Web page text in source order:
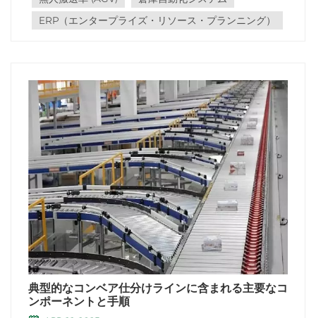
ERP（エンタープライズ・リソース・プランニング）
典型的なコンベア仕分けラインに含まれる主要なコ
ンポーネントと手順